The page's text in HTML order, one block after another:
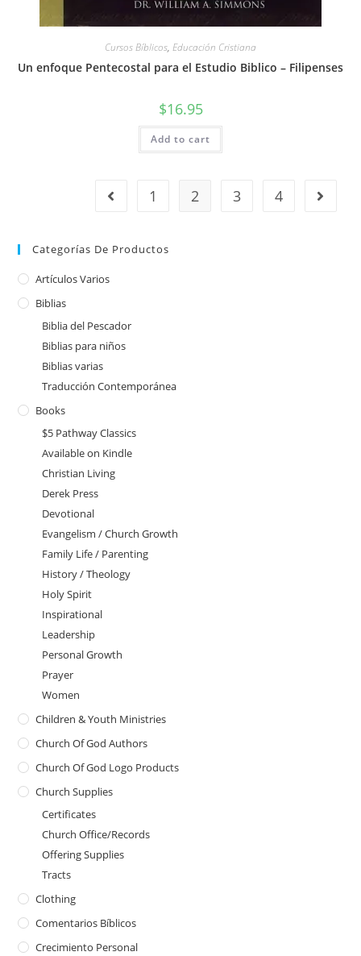
Cursos Bíblicos, Educación Cristiana
Un enfoque Pentecostal para el Estudio Biblico – Filipenses
$16.95
Add to cart
1 2 3 4
Categorías De Productos
Artículos Varios
Biblias
Biblia del Pescador
Biblias para niños
Biblias varias
Traducción Contemporánea
Books
$5 Pathway Classics
Available on Kindle
Christian Living
Derek Press
Devotional
Evangelism / Church Growth
Family Life / Parenting
History / Theology
Holy Spirit
Inspirational
Leadership
Personal Growth
Prayer
Women
Children & Youth Ministries
Church Of God Authors
Church Of God Logo Products
Church Supplies
Certificates
Church Office/Records
Offering Supplies
Tracts
Clothing
Comentarios Bíblicos
Crecimiento Personal